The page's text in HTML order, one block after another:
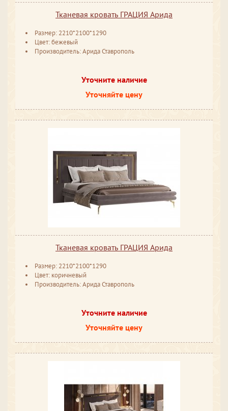
Тканевая кровать ГРАЦИЯ Арида
Размер: 2210*2100*1290
Цвет: бежевый
Производитель: Арида Ставрополь
Уточните наличие
Уточняйте цену
Тканевая кровать ГРАЦИЯ Арида
Размер: 2210*2100*1290
Цвет: коричневый
Производитель: Арида Ставрополь
Уточните наличие
Уточняйте цену